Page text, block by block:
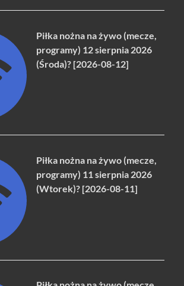
Piłka nożna na żywo (mecze,
programy) 12 sierpnia 2026
(Środa)? [2026-08-12]
Piłka nożna na żywo (mecze,
programy) 11 sierpnia 2026
(Wtorek)? [2026-08-11]